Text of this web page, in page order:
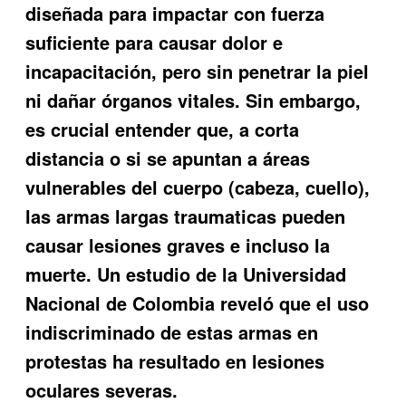
diseñada para impactar con fuerza
suficiente para causar dolor e
incapacitación, pero sin penetrar la piel
ni dañar órganos vitales. Sin embargo,
es crucial entender que, a corta
distancia o si se apuntan a áreas
vulnerables del cuerpo (cabeza, cuello),
las armas largas traumaticas pueden
causar lesiones graves e incluso la
muerte. Un estudio de la Universidad
Nacional de Colombia reveló que el uso
indiscriminado de estas armas en
protestas ha resultado en lesiones
oculares severas.